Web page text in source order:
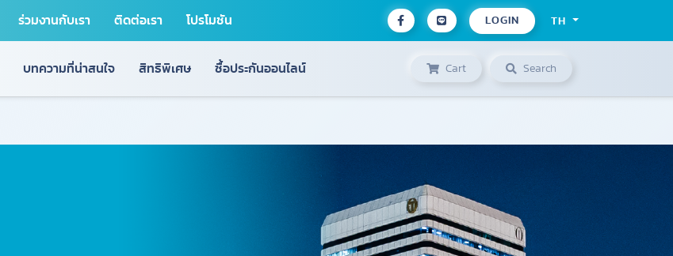
ร่วมงานกับเรา ติดต่อเรา โปรโมชัน LOGIN TH
บทความที่น่าสนใจ สิทธิพิเศษ ซื้อประกันออนไลน์ Cart Search